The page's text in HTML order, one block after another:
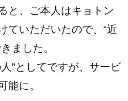
と、ご本人はキョトン
ていただいたので、“近
ました。
”としてですが、サービ
能に。